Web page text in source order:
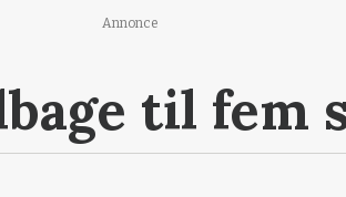
Annonce
til fem